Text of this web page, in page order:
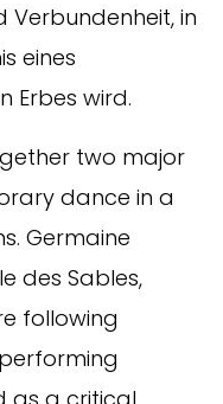
Verbundenheit, in
eines
Erbes wird.
two major
dance in a
Germaine
des Sables,
following
performing